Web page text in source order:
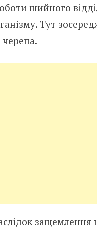
шийного
Тут
защемлення